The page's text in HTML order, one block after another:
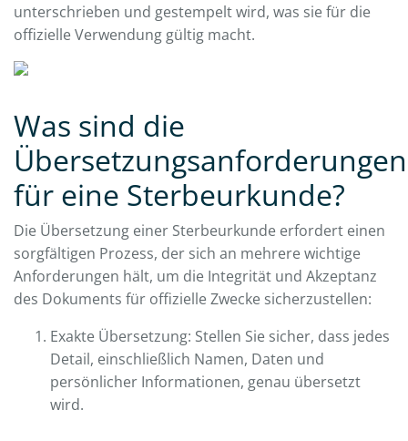
unterschrieben und gestempelt wird, was sie für die
offizielle Verwendung gültig macht.
Was sind die
Übersetzungsanforderungen
für eine Sterbeurkunde?
Die Übersetzung einer Sterbeurkunde erfordert einen
sorgfältigen Prozess, der sich an mehrere wichtige
Anforderungen hält, um die Integrität und Akzeptanz
des Dokuments für offizielle Zwecke sicherzustellen:
Exakte Übersetzung: Stellen Sie sicher, dass jedes
Detail, einschließlich Namen, Daten und
persönlicher Informationen, genau übersetzt
wird.